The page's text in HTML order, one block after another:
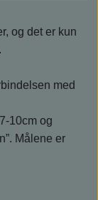
og det er kun
med
10cm og
Målene er